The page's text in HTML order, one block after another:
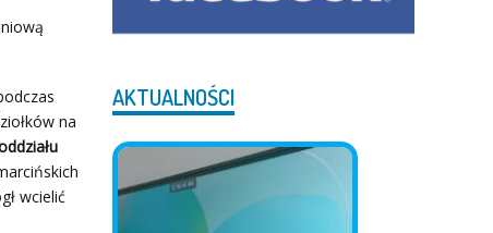
na
wcielić
AKTUALNOŚCI